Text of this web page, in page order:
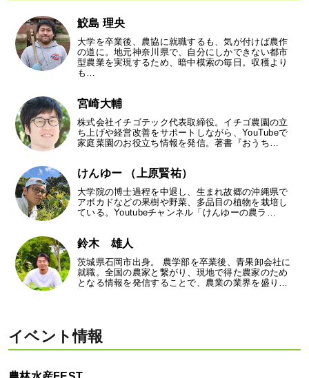
鮫島 理央
大学を卒業後、農協に就職するも、気が付けば農作
の道に。地元神奈川県で、自分にしかできない都市
型農業を実現するため、暗中模索の毎日。収穫より
も…
宮崎大輔
株式会社イチゴテック代表取締役。イチゴ農園の立
ち上げや経営改善をサポートしながら、YouTubeで
家庭菜園のお役立ち情報を発信。著書『おうち…
けんゆー （上原賢祐）
大学院の博士過程を中退し、生まれ故郷の沖縄県で
アボカドなどの果樹や野菜、多品目の植物を栽培し
ている。Youtubeチャンネル「けんゆーの農ラ…
鈴木 雄人
茨城県石岡市出身。 農学部を卒業後、青果卸会社に
就職。全国の農家と繋がり、現地で得た農家のため
となる情報を発信することで、農業の業界を盛り…
イベント情報